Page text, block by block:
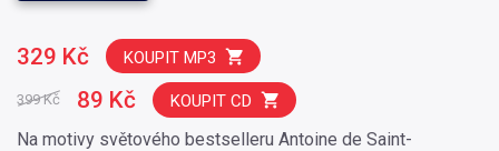
Na motivy světového bestselleru Antoine de Saint-
329 Kč KOUPIT MP3
399 Kč 89 Kč KOUPIT CD